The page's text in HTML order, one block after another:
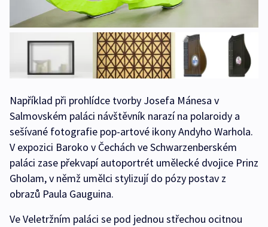
Například při prohlídce tvorby Josefa Mánesa v
Salmovském paláci návštěvník narazí na polaroidy a
sešívané fotografie pop-artové ikony Andyho Warhola.
V expozici Baroko v Čechách ve Schwarzenberském
paláci zase překvapí autoportrét umělecké dvojice Prinz
Gholam, v němž umělci stylizují do pózy postav z
obrazů Paula Gauguina.
Ve Veletržním paláci se pod jednou střechou ocitnou